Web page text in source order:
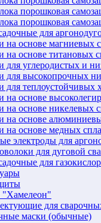
порошковая
порошковая
для
на основе магниевых
на основе титановых
для углеродистых и
для высокопрочных
для теплоустойчивых
на основе
на основе никелевых
на основе
на основе медных
электроды для
для дуговой
для
для
маски (обычные)